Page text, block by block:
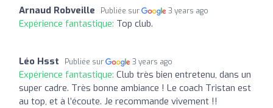
Arnaud Robveille Publiée sur 3 years ago
Expérience fantastique: Top club.
Léo Hsst Publiée sur 3 years ago
Expérience fantastique: Club très bien entretenu, dans un
super cadre. Très bonne ambiance ! Le coach Tristan est
au top, et à l’écoute. Je recommande vivement !!